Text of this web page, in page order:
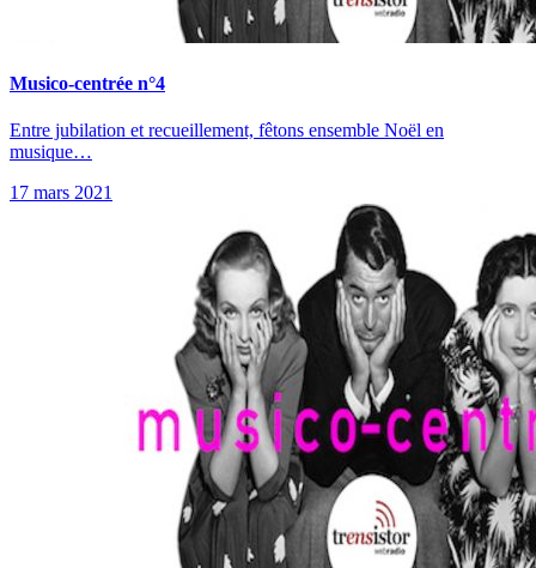
Musico-centrée n°4
Entre jubilation et recueillement, fêtons ensemble Noël en
musique…
17 mars 2021